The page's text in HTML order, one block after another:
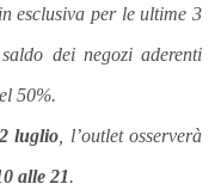
esclusiva per le ultime 3
dei negozi aderenti
50%.
luglio , l’outlet osserverà
alle 21.